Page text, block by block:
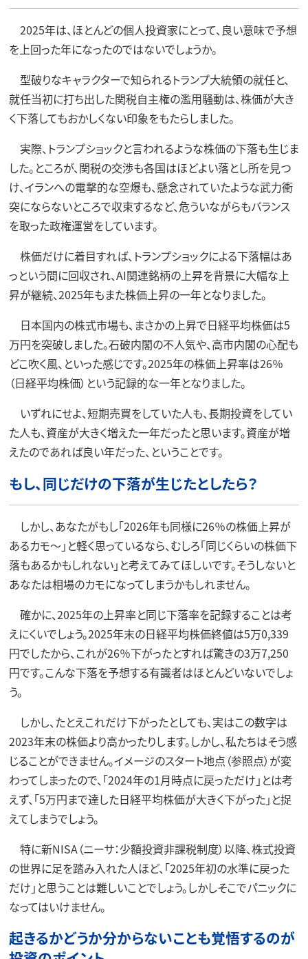
2025年は、ほとんどの個人投資家にとって、良い意味で予想
を上回った年になったのではないでしょうか。
型破りなキャラクターで知られるトランプ大統領の就任と、
就任当初に打ち出した関税自主権の濫用騒動は、株価が大き
く下落してもおかしくない印象をもたらしました。
実際、トランプショックと言われるような株価の下落も生じま
した。ところが、関税の交渉も各国はほどよい落とし所を見つ
け、イランへの電撃的な空爆も、懸念されていたような武力衝
突にならないところで収束するなど、危ういながらもバランス
を取った政権運営をしています。
株価だけに着目すれば、トランプショックによる下落幅はあ
っという間に回収され、AI関連銘柄の上昇を背景に大幅な上
昇が継続、2025年もまた株価上昇の一年となりました。
日本国内の株式市場も、まさかの上昇で日経平均株価は5
万円を突破しました。石破内閣の不人気や、高市内閣の心配も
どこ吹く風、といった感じです。2025年の株価上昇率は26％
（日経平均株価）という記録的な一年となりました。
いずれにせよ、短期売買をしていた人も、長期投資をしてい
た人も、資産が大きく増えた一年だったと思います。資産が増
えたのであれば良い年だった、ということです。
もし、同じだけの下落が生じたとしたら？
しかし、あなたがもし「2026年も同様に26％の株価上昇が
あるカモ～」と軽く思っているなら、むしろ「同じくらいの株価下
落もあるかもしれない」と考えてみてほしいです。そうしないと
あなたは相場のカモになってしまうかもしれません。
確かに、2025年の上昇率と同じ下落率を記録することは考
えにくいでしょう。2025年末の日経平均株価終値は5万0,339
円でしたから、これが26％下がったとすれば驚きの3万7,250
円です。こんな下落を予想する有識者はほとんどいないでしょ
う。
しかし、たとえこれだけ下がったとしても、実はこの数字は
2023年末の株価より高かったりします。しかし、私たちはそう感
じることができません。イメージのスタート地点（参照点）が変
わってしまったので、「2024年の1月時点に戻っただけ」とは考
えず、「5万円まで達した日経平均株価が大きく下がった」と捉
えてしまうでしょう。
特に新NISA（ニーサ：少額投資非課税制度）以降、株式投資
の世界に足を踏み入れた人ほど、「2025年初の水準に戻った
だけ」と思うことは難しいことでしょう。しかしそこでパニックに
なってはいけません。
起きるかどうか分からないことも覚悟するのが